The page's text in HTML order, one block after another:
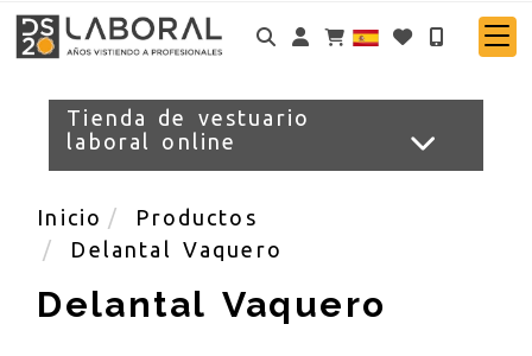
Identifícate
Tienda de vestuario
laboral online
Inicio
Productos
Delantal Vaquero
Delantal Vaquero